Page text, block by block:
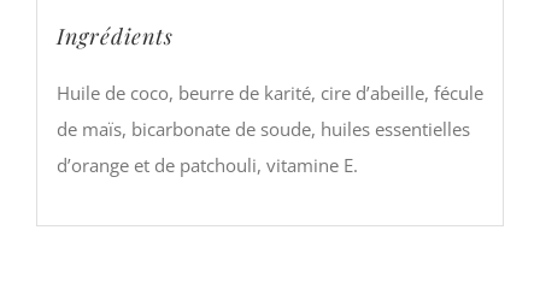
Ingrédients
Huile de coco, beurre de karité, cire d’abeille, fécule
de maïs, bicarbonate de soude, huiles essentielles
d’orange et de patchouli, vitamine E.